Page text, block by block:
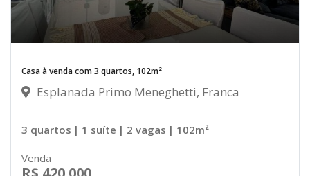
Casa à venda com 3 quartos, 102m²
Esplanada Primo Meneghetti, Franca
3 quartos | 1 suíte | 2 vagas | 102m²
Venda